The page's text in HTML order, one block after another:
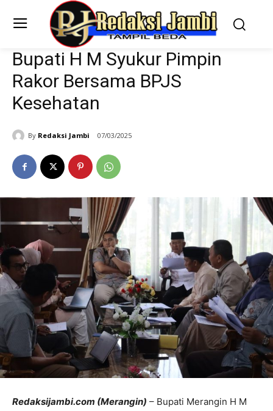
Bupati H M Syukur Pimpin
Rakor Bersama BPJS
Kesehatan
By Redaksi Jambi 07/03/2025
Redaksijambi.com (Merangin) – Bupati Merangin H M